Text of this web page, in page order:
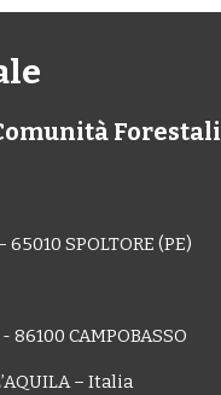
Forestali
SPOLTORE (PE)
86100 CAMPOBASSO
– Italia